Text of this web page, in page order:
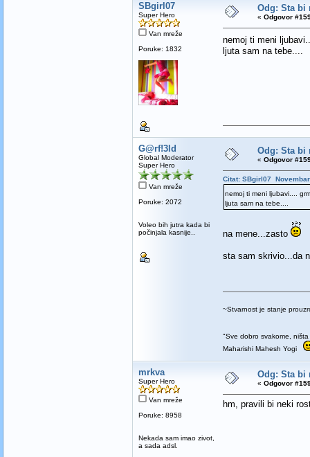
SBgirl07
Super Hero
Van mreže
Poruke: 1832
Odg: Sta bi
« Odgovor
nemoj ti meni
ljuta sam na tebe....
G@rf!3ld
Global Moderator
Super Hero
Van mreže
Poruke: 2072
Voleo bih jutra kada bi
počinjala kasnije..
Odg: Sta bi
« Odgovor
Citat: SBgirl07
nemoj ti meni ljubavi....
ljuta sam na tebe....
na mene...zasto
sta sam skrivio...da
~Stvarnost je stanje
"Sve dobro svakome,
Maharishi Mahesh Yogi
mrkva
Super Hero
Van mreže
Poruke: 8958
Nekada sam imao zivot,
a sada adsl.
Odg: Sta bi
« Odgovor
hm, pravili bi neki